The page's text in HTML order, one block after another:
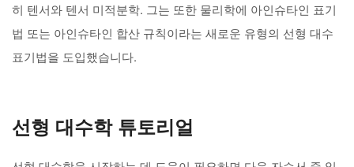
히 텐서와 텐서 미적분학. 그는 또한 물리학에 아인슈타인 표기
법 또는 아인슈타인 합산 규칙이라는 새로운 유형의 선형 대수
표기법을 도입했습니다.
선형 대수학 튜토리얼